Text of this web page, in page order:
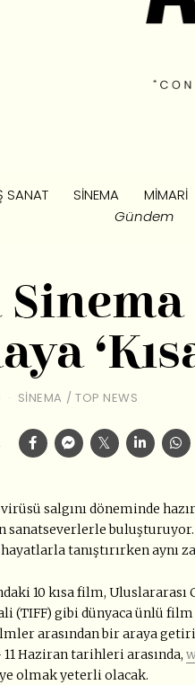
SANAT SINEMA MIMARI
Gündem
SINEMA / TOP NEWS
salgını döneminde
tanıştırırken aynı
10 kısa film,
(TIFF) gibi dünyaca ünlü
arasından bir araya
Haziran tarihleri arasında,
olmak yeterli olacak.